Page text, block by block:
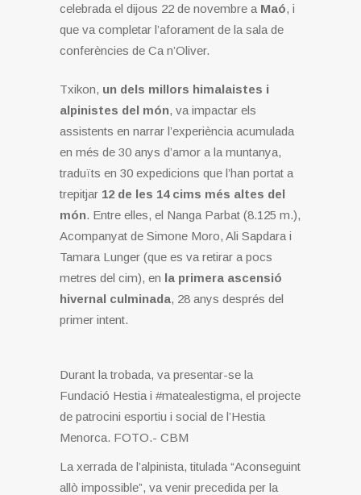
celebrada el dijous 22 de novembre a Maó, i
que va completar l’aforament de la sala de
conferències de Ca n’Oliver.
Txikon, un dels millors himalaistes i
alpinistes del món, va impactar els
assistents en narrar l’experiència acumulada
en més de 30 anys d’amor a la muntanya,
traduïts en 30 expedicions que l’han portat a
trepitjar 12 de les 14 cims més altes del
món. Entre elles, el Nanga Parbat (8.125 m.),
Acompanyat de Simone Moro, Ali Sapdara i
Tamara Lunger (que es va retirar a pocs
metres del cim), en la primera ascensió
hivernal culminada, 28 anys després del
primer intent.
Durant la trobada, va presentar-se la
Fundació Hestia i #matealestigma, el projecte
de patrocini esportiu i social de l’Hestia
Menorca. FOTO.- CBM
La xerrada de l’alpinista, titulada “Aconseguint
allò impossible”, va venir precedida per la